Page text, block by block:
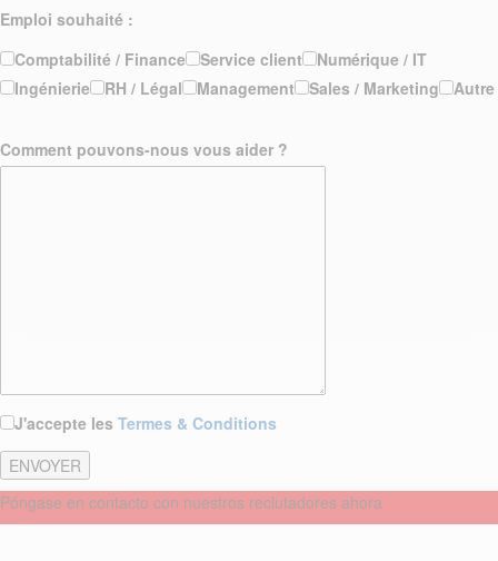
Emploi souhaité :
Comptabilité / Finance
Service client
Numérique / IT
Ingénierie
RH / Légal Management Sales / Marketing Autre
Comment pouvons-nous vous aider ?
J'accepte les Termes & Conditions
Póngase en contacto con nuestros reclutadores ahora